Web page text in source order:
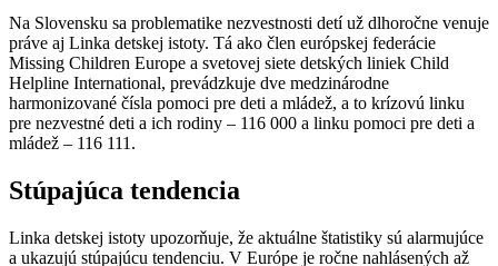
Na Slovensku sa problematike nezvestnosti detí už dlhoročne venuje
práve aj Linka detskej istoty. Tá ako člen európskej federácie
Missing Children Europe a svetovej siete detských liniek Child
Helpline International, prevádzkuje dve medzinárodne
harmonizované čísla pomoci pre deti a mládež, a to krízovú linku
pre nezvestné deti a ich rodiny – 116 000 a linku pomoci pre deti a
mládež – 116 111.
Stúpajúca tendencia
Linka detskej istoty upozorňuje, že aktuálne štatistiky sú alarmujúce
a ukazujú stúpajúcu tendenciu. V Európe je ročne nahlásených až